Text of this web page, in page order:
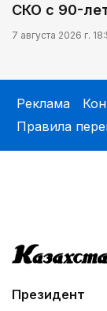
СКО с 90-
7 августа 2026 г.
Реклама
Правила
Президент